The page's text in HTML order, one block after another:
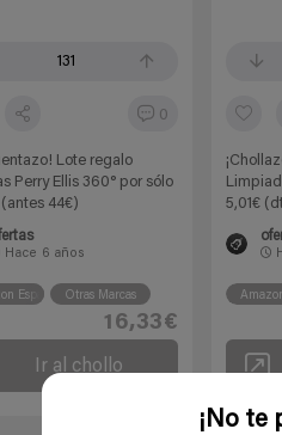
¡No te
131
0
Lote regalo
Perry Ellis 360° por sólo
(antes 44€)
Hace 6 años
España Otras Marcas
16,33€
Ir al chollo
5,01€